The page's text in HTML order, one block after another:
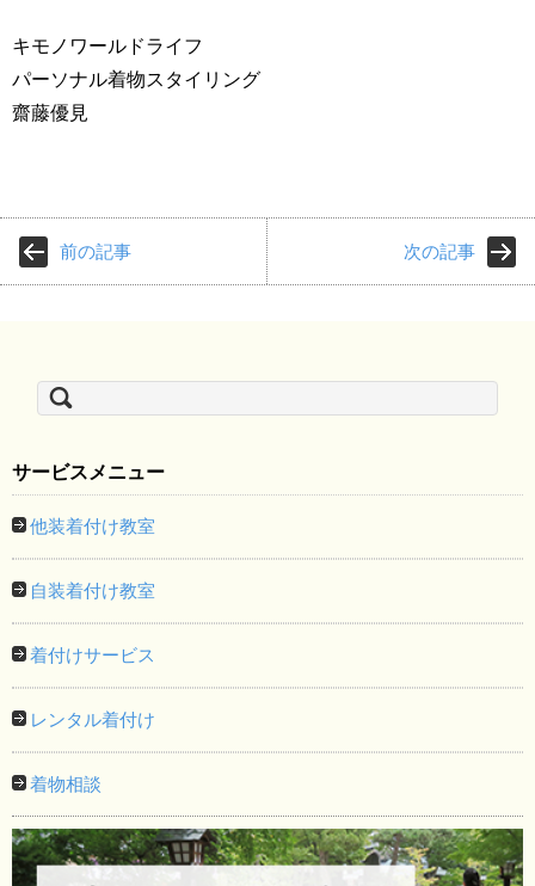
キモノワールドライフ
パーソナル着物スタイリング
齋藤優見
前の記事 次の記事
索:
サービスメニュー
他装着付け教室
自装着付け教室
着付けサービス
レンタル着付け
着物相談